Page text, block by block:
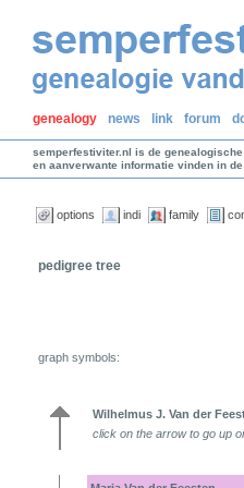
genealogy news link forum
semperfestiviter.nl is de
en aanverwante informatie vinden in
options indi family
pedigree tree
graph symbols:
Wilhelmus J. Van der
click on the arrow to go up